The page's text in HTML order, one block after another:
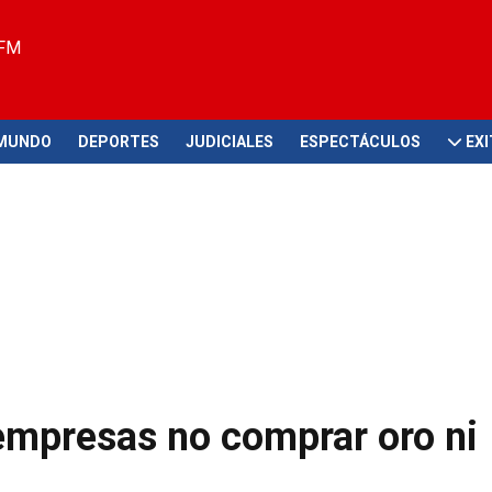
DEPORTES JUDICIALES ESPECTÁCULOS
no comprar oro ni